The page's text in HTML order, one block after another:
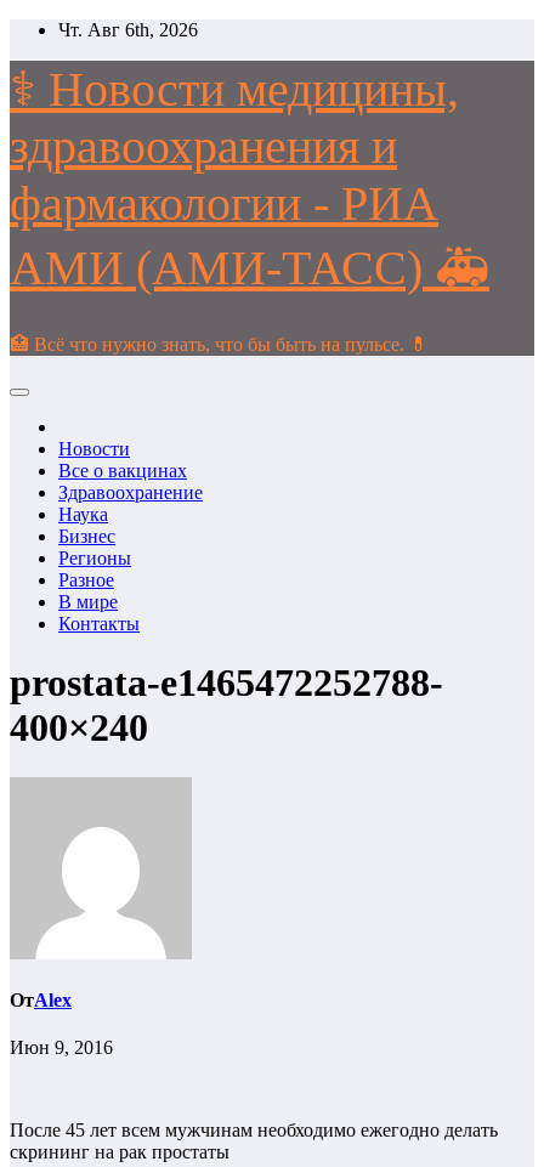
Перейти
содержимому
Чт. Авг 6th, 2026
⚕️ Новости медицины,
здравоохранения и
фармакологии - РИА
АМИ (АМИ-ТАСС) 🚑
🏥 Всё что нужно знать, что бы быть на пульсе. 💊
Новости
Все о вакцинах
Здравоохранение
Наука
Бизнес
Регионы
Разное
В мире
Контакты
prostata-e1465472252788-
400×240
ОтAlex
Июн 9, 2016
После 45 лет всем мужчинам необходимо ежегодно делать
скрининг на рак простаты